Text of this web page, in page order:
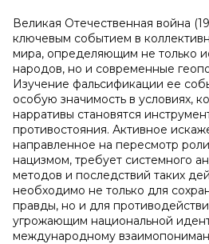
Великая Отечественная война
ключевым событием в
мира, определяющим не только
народов, но и современные
Изучение фальсификации ее
особую значимость в условиях,
нарративы становятся
противостояния. Активное
направленное на пересмотр
нацизмом, требует системного
методов и последствий таких
необходимо не только для
правды, но и для
угрожающим национальной
международному